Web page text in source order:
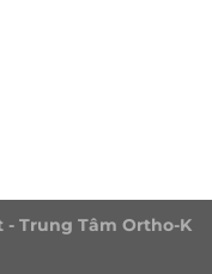
- Trung Tâm Ortho-K